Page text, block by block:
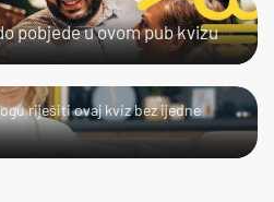
pobjede u ovom pub kvizu
riješiti ovaj kviz bez ijedne